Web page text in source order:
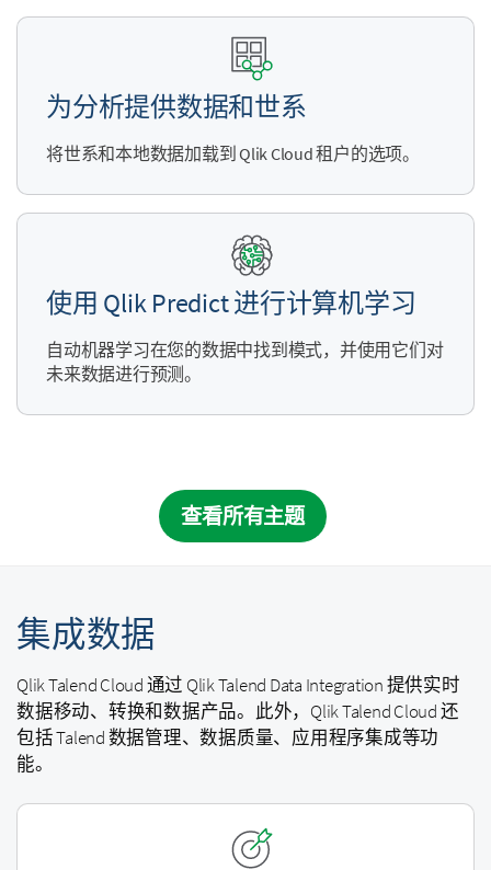
为分析提供数据和世系
将世系和本地数据加载到 Qlik Cloud 租户的选项。
使用 Qlik Predict进行计算机学习
自动机器学习在您的数据中找到模式，并使用它们对
未来数据进行预测。
查看所有主题
集成数据
Qlik Talend Cloud通过 Qlik Talend Data Integration提供实时
数据移动、转换和数据产品。此外， Qlik Talend Cloud还
包括 Talend 数据管理、数据质量、应用程序集成等功
能。